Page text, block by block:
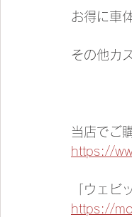
お得に車
その他カ
当店でご
https://
「ウェビ
https://